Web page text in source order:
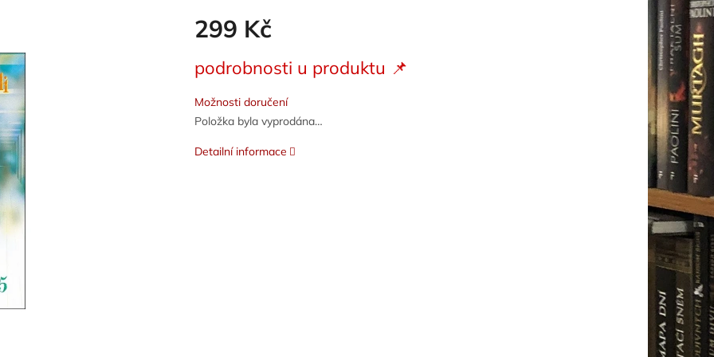
299 Kč
cena:
podrobnosti u produktu 📌
Možnosti doručení
Položka byla vyprodána…
Detailní informace